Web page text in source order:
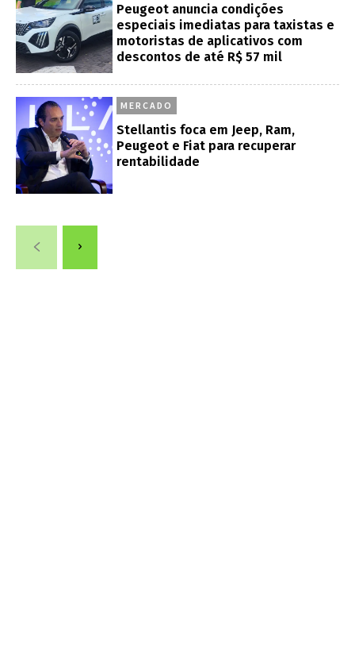
Peugeot anuncia condições
especiais imediatas para taxistas e
motoristas de aplicativos com
descontos de até R$ 57 mil
MERCADO
Stellantis foca em Jeep, Ram,
Peugeot e Fiat para recuperar
rentabilidade